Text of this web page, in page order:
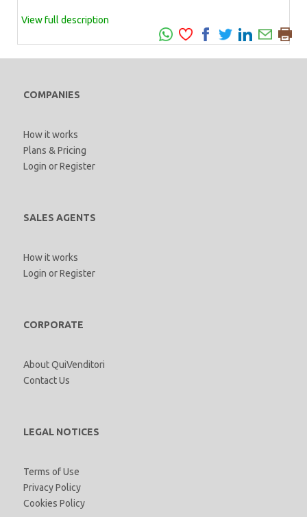
View full description
COMPANIES
How it works
Plans & Pricing
Login orRegister
SALES AGENTS
How it works
Login orRegister
CORPORATE
About QuiVenditori
Contact Us
LEGAL NOTICES
Terms of Use
Privacy Policy
Cookies Policy